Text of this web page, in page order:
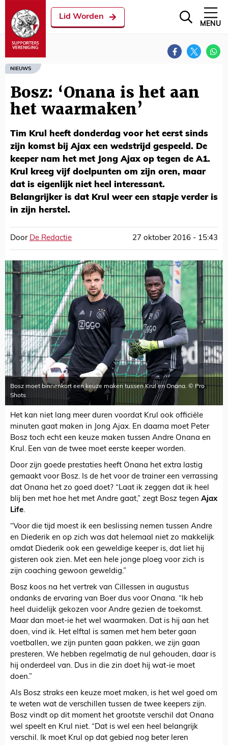
Lid Worden
MENU
NIEUWS
Bosz: ‘Onana is het aan
het waarmaken’
Tim Krul heeft donderdag voor het eerst sinds
zijn komst bij Ajax een wedstrijd gespeeld. De
keeper nam het met Jong Ajax op tegen de A1.
Krul kreeg vijf doelpunten om zijn oren, maar
dat is eigenlijk niet heel interessant.
Belangrijker is dat Krul weer een stapje verder is
in zijn herstel.
Door De Redactie 27 oktober 2016 - 15:43
Bosz moet binnenkort een keuze maken tussen Krul en Onana. © Pro
Shots
Het kan niet lang meer duren voordat Krul ook officiële
minuten gaat maken in Jong Ajax. En daarna moet Peter
Bosz toch echt een keuze maken tussen Andre Onana en
Krul. Een van de twee moet eerste keeper worden.
Door zijn goede prestaties heeft Onana het extra lastig
gemaakt voor Bosz. Is de het voor de trainer een verrassing
dat Onana het zo goed doet? “Laat ik zeggen dat ik heel
blij ben met hoe het met Andre gaat,” zegt Bosz tegen Ajax
Life.
“Voor die tijd moest ik een beslissing nemen tussen Andre
en Diederik en op zich was dat helemaal niet zo makkelijk
omdat Diederik ook een geweldige keeper is, dat liet hij
gisteren ook zien. Met een hele jonge ploeg voor zich is
zijn coaching gewoon geweldig.”
Bosz koos na het vertrek van Cillessen in augustus
ondanks de ervaring van Boer dus voor Onana. “Ik heb
heel duidelijk gekozen voor Andre gezien de toekomst.
Maar dan moet-ie het wel waarmaken. Dat is hij aan het
doen, vind ik. Het elftal is samen met hem beter gaan
voetballen, we zijn punten gaan pakken, we zijn gaan
presteren. We hebben regelmatig de nul gehouden, daar is
hij onderdeel van. Dus in die zin doet hij wat-ie moet
doen.”
Als Bosz straks een keuze moet maken, is het wel goed om
te weten wat de verschillen tussen de twee keepers zijn.
Bosz vindt op dit moment het grootste verschil dat Onana
wel speelt en Krul niet. “Dat is wel een heel belangrijk
verschil. Ik moet Krul op dat gebied nog beter leren